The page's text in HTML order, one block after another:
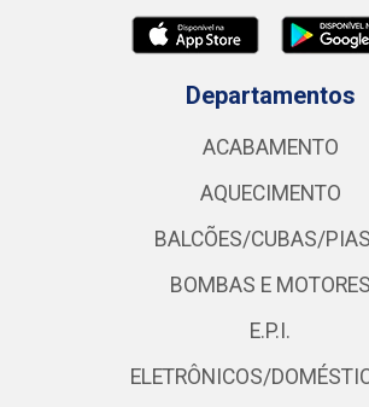
Departamentos
ACABAMENTO
AQUECIMENTO
BALCÕES/CUBAS/
BOMBAS E MOTORES
E.P.I.
ELETRÔNICOS/